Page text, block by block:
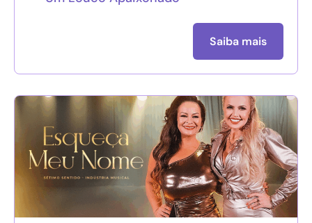
Saiba mais